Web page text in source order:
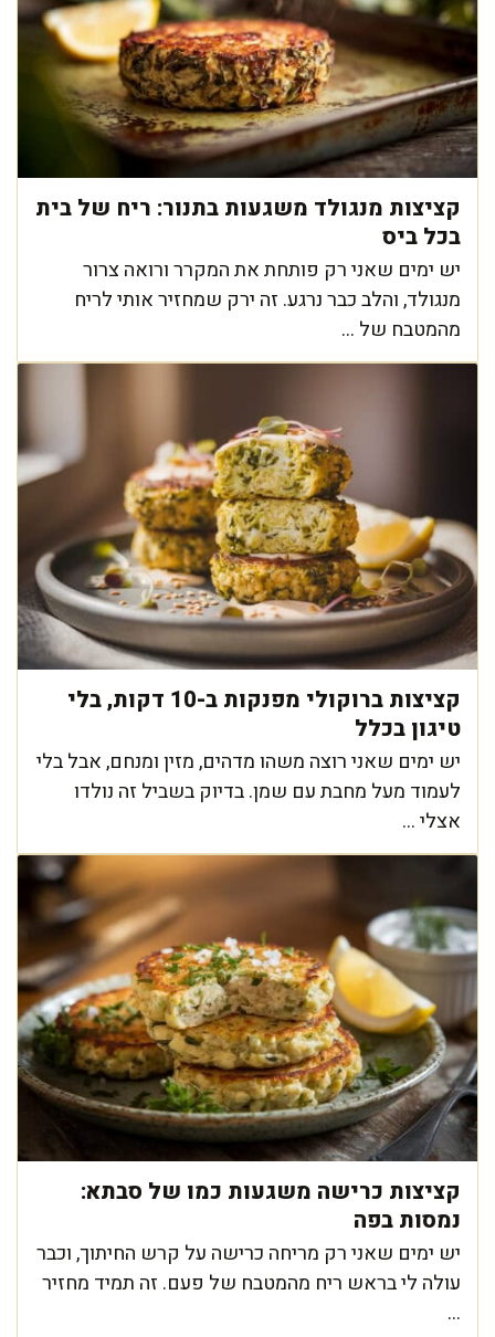
קציצות מנגולד משגעות בתנור: ריח של בית
בכל ביס
יש ימים שאני רק פותחת את המקרר ורואה צרור
מנגולד, והלב כבר נרגע. זה ירק שמחזיר אותי לריח
מהמטבח של ...
קציצות ברוקולי מפנקות ב-10 דקות, בלי
טיגון בכלל
יש ימים שאני רוצה משהו מדהים, מזין ומנחם, אבל בלי
לעמוד מעל מחבת עם שמן. בדיוק בשביל זה נולדו
אצלי ...
קציצות כרישה משגעות כמו של סבתא:
נמסות בפה
יש ימים שאני רק מריחה כרישה על קרש החיתוך, וכבר
עולה לי בראש ריח מהמטבח של פעם. זה תמיד מחזיר
...